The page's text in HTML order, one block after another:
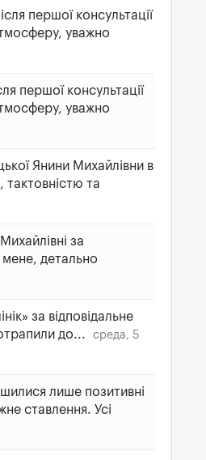
першої консультації
уважно
першої консультації
уважно
Янини Михайлівни в
тактовністю та
за
мене, детально
за відповідальне
до...
среда, 5
лише позитивні
ставлення. Усі